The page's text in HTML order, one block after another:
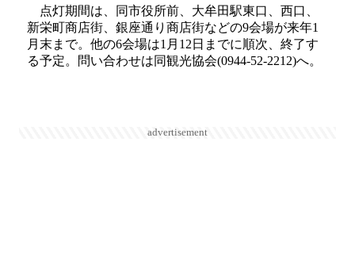
点灯期間は、同市役所前、大牟田駅東口、西口、
新栄町商店街、銀座通り商店街などの9会場が来年1
月末まで。他の6会場は1月12日までに順次、終了す
る予定。問い合わせは同観光協会(0944-52-2212)へ。
advertisement